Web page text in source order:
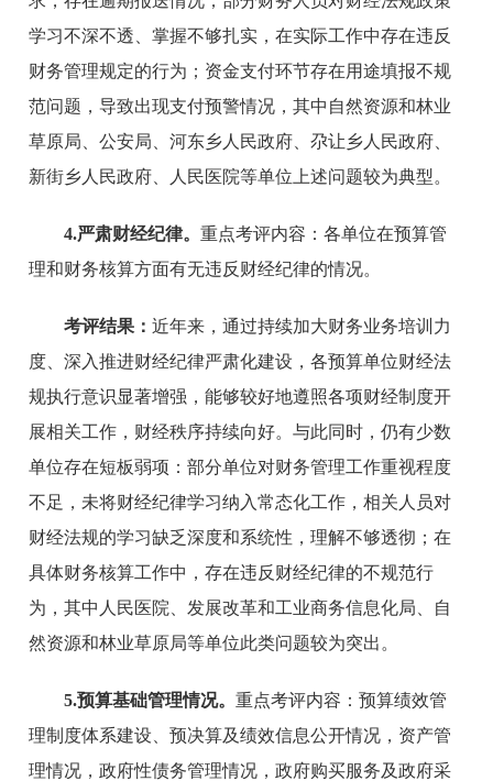
学习不深不透、掌握不够扎实，在实际工作中存在违反
财务管理规定的行为；资金支付环节存在用途填报不规
范问题，导致出现支付预警情况，其中自然资源和林业
草原局、公安局、河东乡人民政府、尕让乡人民政府、
新街乡人民政府、人民医院等单位上述问题较为典型。
4.严肃财经纪律。重点考评内容：各单位在预算管
理和财务核算方面有无违反财经纪律的情况。
考评结果：近年来，通过持续加大财务业务培训力
度、深入推进财经纪律严肃化建设，各预算单位财经法
规执行意识显著增强，能够较好地遵照各项财经制度开
展相关工作，财经秩序持续向好。与此同时，仍有少数
单位存在短板弱项：部分单位对财务管理工作重视程度
不足，未将财经纪律学习纳入常态化工作，相关人员对
财经法规的学习缺乏深度和系统性，理解不够透彻；在
具体财务核算工作中，存在违反财经纪律的不规范行
为，其中人民医院、发展改革和工业商务信息化局、自
然资源和林业草原局等单位此类问题较为突出。
5.预算基础管理情况。重点考评内容：预算绩效管
理制度体系建设、预决算及绩效信息公开情况，资产管
理情况，政府性债务管理情况，政府购买服务及政府采